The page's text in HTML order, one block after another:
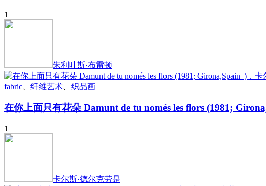
1
朱利叶斯·布雷顿
fabric 纤维艺术 织品画
在你上面只有花朵 Damunt de tu només les flors (1981;
1
卡尔斯·德尔克劳是